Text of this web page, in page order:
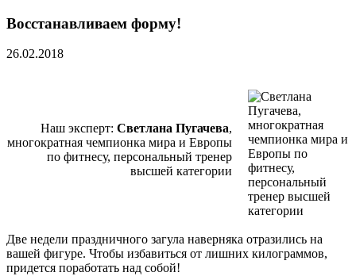
Восстанавливаем форму!
26.02.2018
Наш эксперт: Светлана Пугачева,
многократная чемпионка мира и Европы
по фитнесу, персональный тренер
высшей категории
Две недели праздничного загула наверняка отразились на
вашей фигуре. Чтобы избавиться от лишних килограммов,
придется поработать над собой!